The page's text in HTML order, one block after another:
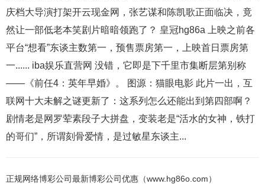
庆档大导演打架开云现金网，张艺谋和陈凯歌正面临决，竟
然让一部低老本笑剧片暗暗领跑了？ 皇冠hg86a 上映之前各
平台“想看”东谈主数第一，预售票房第一，上映首日票房第
一...... iba娱乐直营网 没错，它即是下千里市集断层第别称
——《前任4：英年早婚》。 图源：猫眼电影 此片一出，互
联网十大未解之谜更新了：这系列怎么还能出到第四部啊？
剧情老是网罗荤素段子大拼盘，变装老是“活水的女神，铁打
的哥们”，所谓刻骨爱情，是过敏星东谈主...
正规网络博彩公司最新博彩公司优惠（www.hg86o.com）